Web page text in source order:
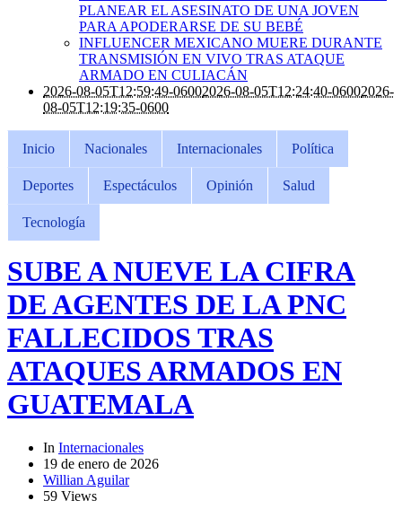
PLANEAR EL ASESINATO DE UNA JOVEN
PARA APODERARSE DE SU BEBÉ
INFLUENCER MEXICANO MUERE DURANTE
TRANSMISIÓN EN VIVO TRAS ATAQUE
ARMADO EN CULIACÁN
2026-08-05T12:59:49-06002026-08-05T12:24:40-06002026-
08-05T12:19:35-0600
Inicio Nacionales Internacionales Política
Deportes Espectáculos Opinión Salud
Tecnología
SUBE A NUEVE LA CIFRA
DE AGENTES DE LA PNC
FALLECIDOS TRAS
ATAQUES ARMADOS EN
GUATEMALA
In Internacionales
19 de enero de 2026
Willian Aguilar
59 Views